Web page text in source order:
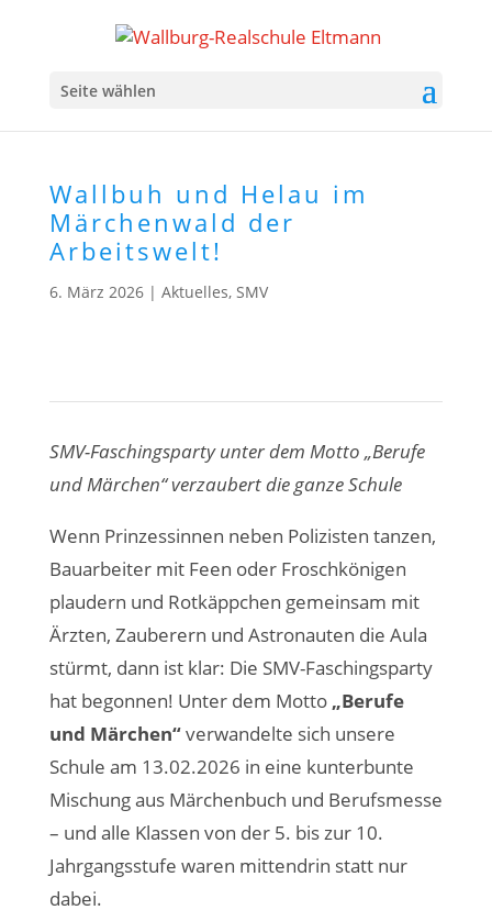
Seite wählen
Wallbuh und Helau im
Märchenwald der
Arbeitswelt!
6. März 2026| Aktuelles, SMV
SMV-Faschingsparty unter dem Motto „Berufe
und Märchen“ verzaubert die ganze Schule
Wenn Prinzessinnen neben Polizisten tanzen,
Bauarbeiter mit Feen oder Froschkönigen
plaudern und Rotkäppchen gemeinsam mit
Ärzten, Zauberern und Astronauten die Aula
stürmt, dann ist klar: Die SMV-Faschingsparty
hat begonnen! Unter dem Motto „Berufe
und Märchen“verwandelte sich unsere
Schule am 13.02.2026 in eine kunterbunte
Mischung aus Märchenbuch und Berufsmesse
– und alle Klassen von der 5. bis zur 10.
Jahrgangsstufe waren mittendrin statt nur
dabei.